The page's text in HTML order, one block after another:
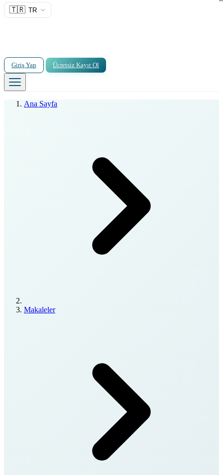
🇹🇷 TR
Giriş Yap Ücretsiz Kayıt Ol
Ana Sayfa
Makaleler